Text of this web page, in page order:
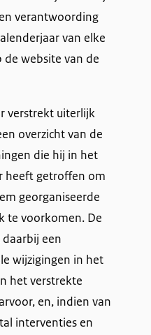
verantwoording
van elke
website van de
verstrekt uiterlijk
overzicht van de
die hij in het
heeft getroffen om
georganiseerde
te voorkomen. De
een
wijzigingen in het
het verstrekte
en, indien van
interventies en